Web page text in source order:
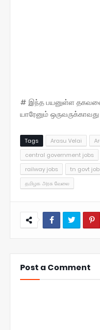
# இந்த பயனுள்ள
யாரேனும்
Tags Arasu Velai
central government jobs
railway jobs
tn govt
தமிழக அரசு வேலை
Post a Comment